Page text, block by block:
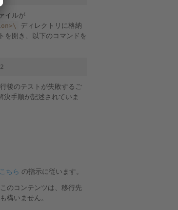
イルが
ディレクトリに格納
を開き、以下のコマンドを
後のテストが失敗するご
手順が記述されていま
こちら の指示に従います。
のコンテンツは、移行先
構いません。